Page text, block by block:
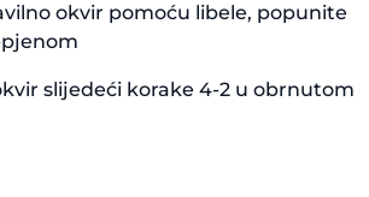
okvir pomoću libele, popunite
slijedeći korake 4-2 u obrnutom